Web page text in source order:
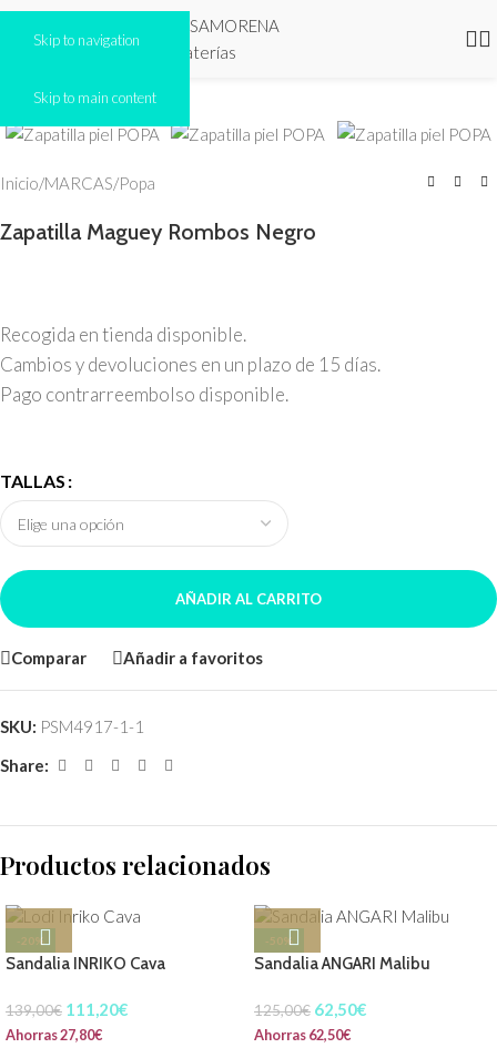
Skip to navigation
Skip to main content
Inicio/MARCAS/Popa
Zapatilla Maguey Rombos Negro
Recogida en tienda disponible.
Cambios y devoluciones en un plazo de 15 días.
Pago contrarreembolso disponible.
TALLAS
AÑADIR AL CARRITO
Comparar Añadir a favoritos
SKU: PSM4917-1-1
Share:
Productos relacionados
-20%
Sandalia INRIKO Cava
139,00€ 111,20€
Ahorras27,80€
-50%
Sandalia ANGARI Malibu
125,00€ 62,50€
Ahorras62,50€